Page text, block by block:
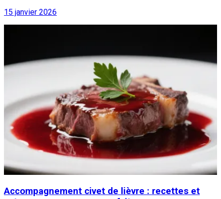
15 janvier 2026
Accompagnement civet de lièvre : recettes et